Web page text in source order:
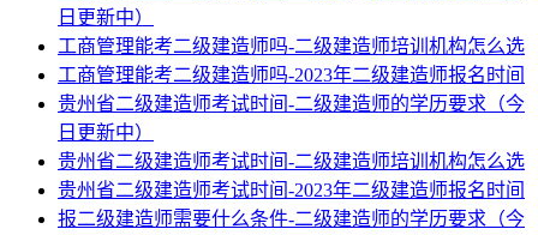
日更新中）
工商管理能考二级建造师吗-二级建造师培训机构怎么选
工商管理能考二级建造师吗-2023年二级建造师报名时间
贵州省二级建造师考试时间-二级建造师的学历要求（今
日更新中）
贵州省二级建造师考试时间-二级建造师培训机构怎么选
贵州省二级建造师考试时间-2023年二级建造师报名时间
报二级建造师需要什么条件-二级建造师的学历要求（今